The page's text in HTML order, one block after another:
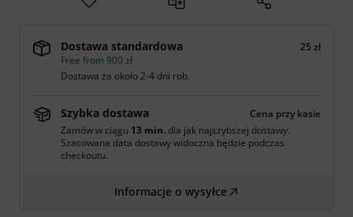
Dostawa standardowa
25 zł
Free from 900 zł
Dostawa za około 2-4 dni rob.
Szybka dostawa
Cena przy kasie
Zamów w ciągu 13 min. dla jak najszybszej dostawy.
Szacowana data dostawy widoczna będzie podczas
checkoutu.
Informacje o wysyłce